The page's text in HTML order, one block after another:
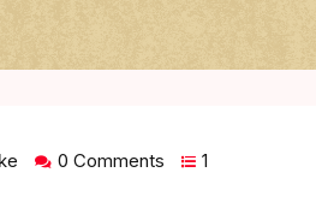
0 Comments
1